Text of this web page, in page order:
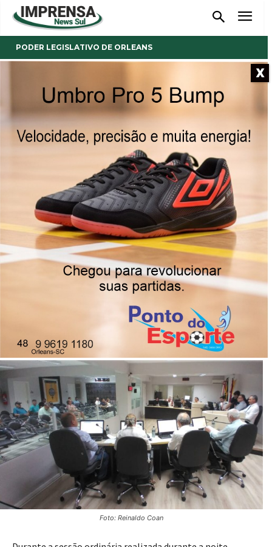
PODER LEGISLATIVO DE ORLEANS
Orleans: com seis votos
contrário, projeto de lei que
delimita terrenos urbanos
com muretas e placas é
rejeitado
Os demais projetos e indicações foram aprovados por
06/03/2025
Foto: Reinaldo Coan
X